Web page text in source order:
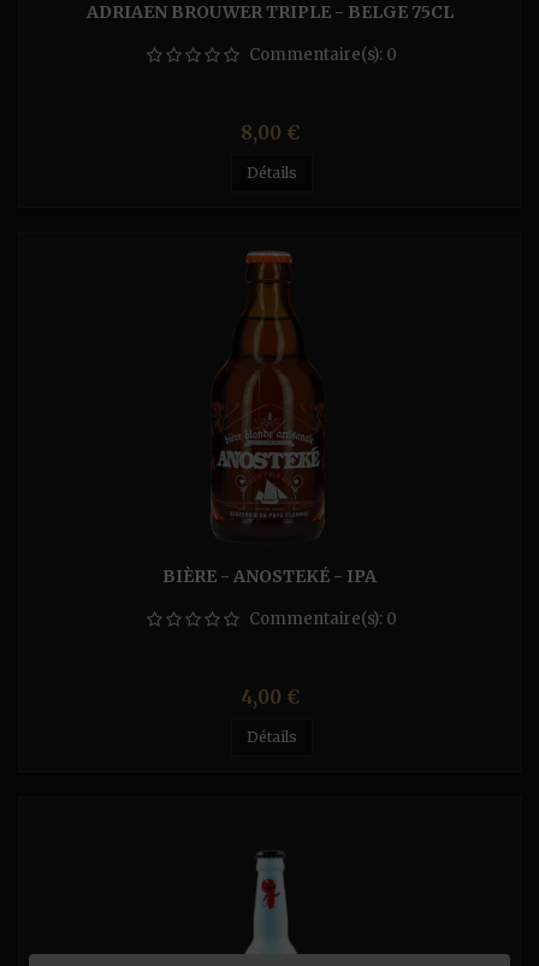
ADRIAEN BROUWER TRIPLE - BELGE 75CL
Commentaire(s): 0
Prix
8,00 €
Détails
BIÈRE - ANOSTEKÉ - IPA
Commentaire(s): 0
Prix
4,00 €
Détails